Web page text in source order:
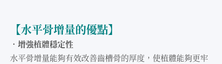
【⽔平骨增量的優點】
．增強植體穩定性
⽔平骨增量能夠有效改善⿒槽骨的厚度，使植體能夠更牢